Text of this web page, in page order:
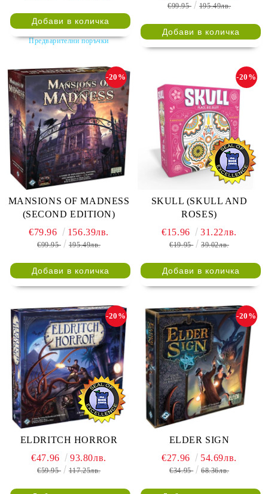
Предварителни поръчки
€99.95 195.49лв.
MANSIONS OF MADNESS
(SECOND EDITION)
-20%
€79.96 156.39лв.
€99.95 195.49лв.
SKULL (SKULL AND
ROSES)
-20%
€15.96 31.22лв.
€19.95 39.02лв.
ELDRITCH HORROR
-20%
€47.96 93.80лв.
€59.95 117.25лв.
ELDER SIGN
-20%
€27.96 54.69лв.
€34.95 68.36лв.